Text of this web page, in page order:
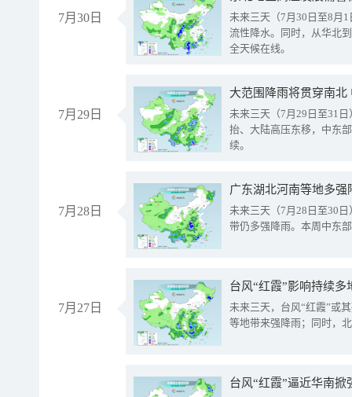
7月30日
未来三天（7月30日至8月
流性降水。同时，从华北
全天候在线。
7月29日
大范围降雨将贯穿南
未来三天（7月29日至31
抬、大陆高压东移，中东
续。
7月28日
广东湖北河南等地多
未来三天（7月28日至30
带仍多强降雨。本周中东
7月27日
台风“红霞”影响持续
未来三天，台风“红霞”或
等地带来强降雨；同时，
台风“红霞”逼近华南